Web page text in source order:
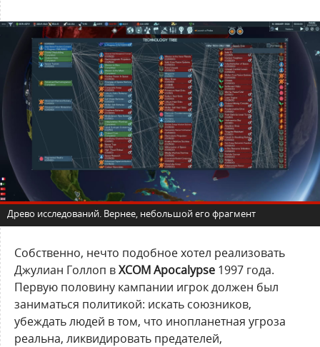
Древо исследований. Вернее, небольшой его фрагмент
Собственно, нечто подобное хотел реализовать
Джулиан Голлоп вXCOM Apocalypse 1997 года.
Первую половину кампании игрок должен был
заниматься политикой: искать союзников,
убеждать людей в том, что инопланетная угроза
реальна, ликвидировать предателей,